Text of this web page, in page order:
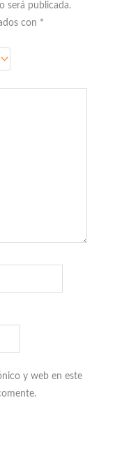
será publicada.
con *
y web en este